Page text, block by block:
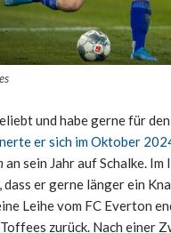
und habe gerne für
er sich im Oktober
an sein Jahr auf Schalke.
er gerne länger ein
Leihe vom FC Everton
zurück. Nach einer